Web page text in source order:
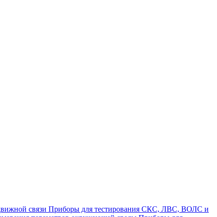
Приборы для тестирования СКС, ЛВС, ВОЛС и